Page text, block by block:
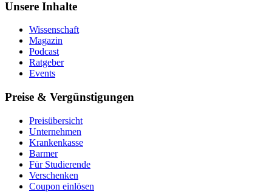
Unsere Inhalte
Wissenschaft
Magazin
Podcast
Ratgeber
Events
Preise & Vergünstigungen
Preisübersicht
Unternehmen
Krankenkasse
Barmer
Für Studierende
Ver­schen­ken
Coupon einlösen